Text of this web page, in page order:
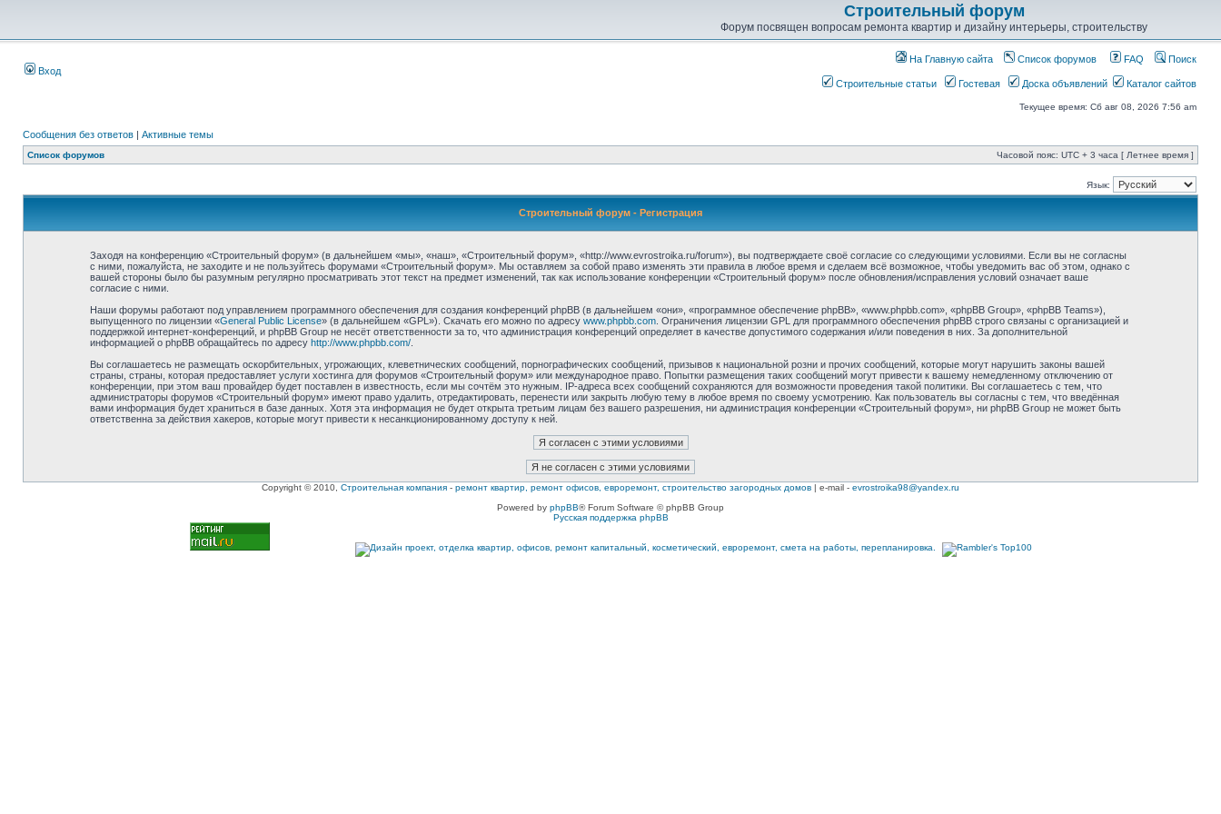
Строительный форум
Форум посвящен вопросам ремонта квартир и дизайну интерьеры, строительству
Вход
На Главную сайта Список форумов FAQ Поиск
Строительные статьи Гостевая Доска объявлений Каталог сайтов
Текущее время: Сб авг 08, 2026 7:56 am
Сообщения без ответов | Активные темы
Список форумов Часовой пояс: UTC + 3 часа [ Летнее время ]
Язык:
Строительный форум - Регистрация
Заходя на конференцию «Строительный форум» (в дальнейшем «мы», «наш», «Строительный форум», «http://www.evrostroika.ru/forum»), вы подтверждаете своё согласие со следующими условиями. Если вы не согласны
с ними, пожалуйста, не заходите и не пользуйтесь форумами «Строительный форум». Мы оставляем за собой право изменять эти правила в любое время и сделаем всё возможное, чтобы уведомить вас об этом, однако с
вашей стороны было бы разумным регулярно просматривать этот текст на предмет изменений, так как использование конференции «Строительный форум» после обновления/исправления условий означает ваше
согласие с ними.
Наши форумы работают под управлением программного обеспечения для создания конференций phpBB (в дальнейшем «они», «программное обеспечение phpBB», «www.phpbb.com», «phpBB Group», «phpBB Teams»),
выпущенного по лицензии «General Public License» (в дальнейшем «GPL»). Скачать его можно по адресу www.phpbb.com. Ограничения лицензии GPL для программного обеспечения phpBB строго связаны с организацией и
поддержкой интернет-конференций, и phpBB Group не несёт ответственности за то, что администрация конференций определяет в качестве допустимого содержания и/или поведения в них. За дополнительной
информацией о phpBB обращайтесь по адресу http://www.phpbb.com/.
Вы соглашаетесь не размещать оскорбительных, угрожающих, клеветнических сообщений, порнографических сообщений, призывов к национальной розни и прочих сообщений, которые могут нарушить законы вашей
страны, страны, которая предоставляет услуги хостинга для форумов «Строительный форум» или международное право. Попытки размещения таких сообщений могут привести к вашему немедленному отключению от
конференции, при этом ваш провайдер будет поставлен в известность, если мы сочтём это нужным. IP-адреса всех сообщений сохраняются для возможности проведения такой политики. Вы соглашаетесь с тем, что
администраторы форумов «Строительный форум» имеют право удалить, отредактировать, перенести или закрыть любую тему в любое время по своему усмотрению. Как пользователь вы согласны с тем, что введённая
вами информация будет храниться в базе данных. Хотя эта информация не будет открыта третьим лицам без вашего разрешения, ни администрация конференции «Строительный форум», ни phpBB Group не может быть
ответственна за действия хакеров, которые могут привести к несанкционированному доступу к ней.
Copyright © 2010, Строительная компания - ремонт квартир, ремонт офисов, евроремонт, строительство загородных домов | e-mail - evrostroika98@yandex.ru
Powered by phpBB® Forum Software © phpBB Group
Русская поддержка phpBB